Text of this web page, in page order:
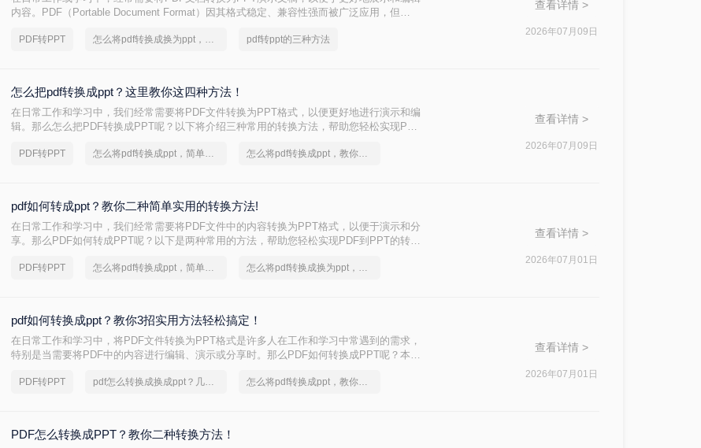
内容。PDF（Portable Document Format）因其格式稳定、兼容性强而被广泛应用，但
绍三种将PDF转换为PPT的高效方法，帮助您轻松完成格式转换。
PDF转PPT 怎么将pdf转换成换为ppt，分享一种简单的方法 pdf转ppt的三种方法
查看详情 >
2026年07月09日
怎么把pdf转换成ppt？这里教你这四种方法！
在日常工作和学习中，我们经常需要将PDF文件转换为PPT格式，以便更好地进行演示和编
辑。那么怎么把PDF转换成PPT呢？以下将介绍三种常用的转换方法，帮助您轻松实现PDF
PDF转PPT 怎么将pdf转换成ppt，简单方法教你一招 怎么将pdf转换成ppt，教你怎么轻松应对
查看详情 >
2026年07月09日
pdf如何转成ppt？教你二种简单实用的转换方法!
在日常工作和学习中，我们经常需要将PDF文件中的内容转换为PPT格式，以便于演示和分
享。那么PDF如何转成PPT呢？以下是两种常用的方法，帮助您轻松实现PDF到PPT的转
PDF转PPT 怎么将pdf转换成ppt，简单方法教你一招 怎么将pdf转换成换为ppt，实用的方法来了
查看详情 >
2026年07月01日
pdf如何转换成ppt？教你3招实用方法轻松搞定！
在日常工作和学习中，将PDF文件转换为PPT格式是许多人在工作和学习中常遇到的需求，
特别是当需要将PDF中的内容进行编辑、演示或分享时。那么PDF如何转换成PPT呢？本文
PDF转PPT pdf怎么转换成换成ppt？几招轻松搞定 怎么将pdf转换成ppt，教你一招搞定
查看详情 >
2026年07月01日
PDF怎么转换成PPT？教你二种转换方法！